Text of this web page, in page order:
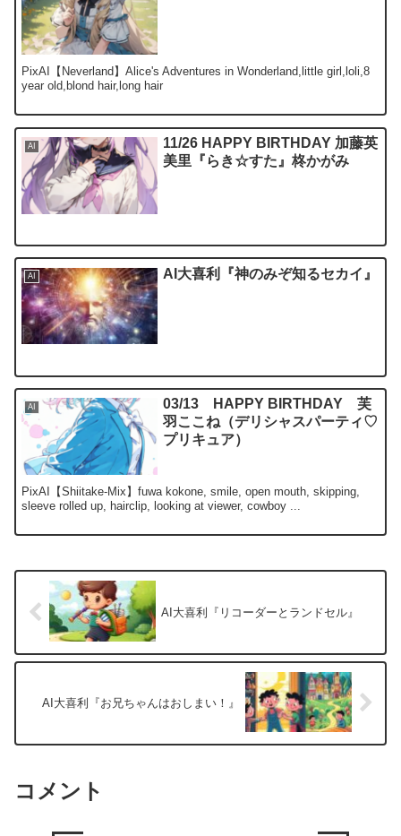
PixAI【Neverland】Alice's Adventures in Wonderland,little girl,loli,8
year old,blond hair,long hair
AI
11/26 HAPPY BIRTHDAY 加藤英
美里『らき☆すた』柊かがみ
AI AI大喜利『神のみぞ知るセカイ』
AI
03/13 HAPPY BIRTHDAY 芙
羽ここね（デリシャスパーティ♡
プリキュア）
PixAI【Shiitake-Mix】fuwa kokone, smile, open mouth, skipping,
sleeve rolled up, hairclip, looking at viewer, cowboy ...
AI大喜利『リコーダーとランドセル』
AI大喜利『お兄ちゃんはおしまい！』
コメント